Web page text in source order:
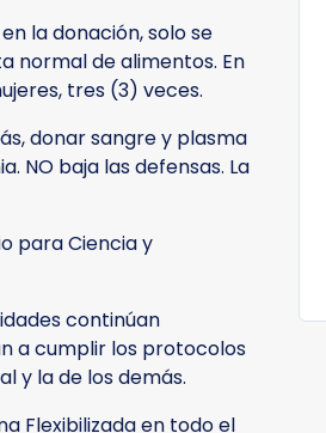
la donación, solo se
normal de alimentos. En
tres (3) veces.
donar sangre y plasma
NO baja las defensas. La
para Ciencia y
continúan
a cumplir los protocolos
y la de los demás.
Flexibilizada en todo el